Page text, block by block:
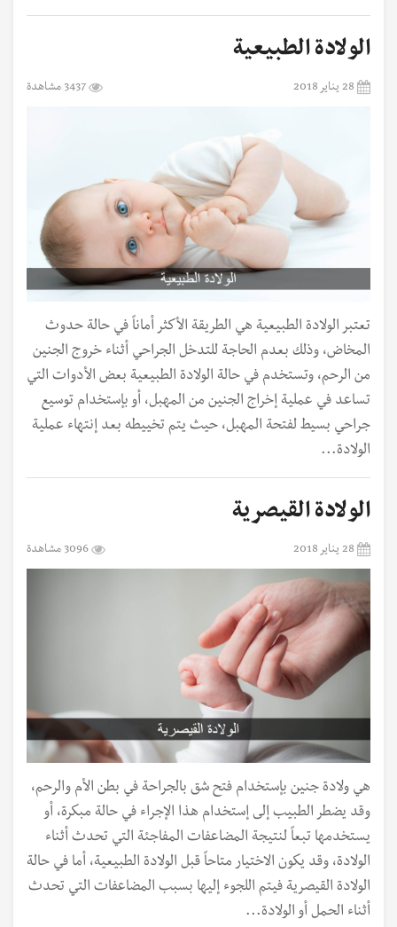
الولادة الطبيعية
28 يناير 2018 3437 مشاهدة
تعتبر الولادة الطبيعية هي الطريقة الأكثر أماناً في حالة حدوث
المخاض، وذلك بعدم الحاجة للتدخل الجراحي أثناء خروج الجنين
من الرحم، وتستخدم في حالة الولادة الطبيعية بعض الأدوات التي
تساعد في عملية إخراج الجنين من المهبل، أو بإستخدام توسيع
جراحي بسيط لفتحة المهبل، حيث يتم تخييطه بعد إنتهاء عملية
الولادة...
الولادة القيصرية
28 يناير 2018 3096 مشاهدة
هي ولادة جنين بإستخدام فتح شق بالجراحة في بطن الأم والرحم،
وقد يضطر الطبيب إلى إستخدام هذا الإجراء في حالة مبكرة، أو
يستخدمها تبعاً لنتيجة المضاعفات المفاجئة التي تحدث أثناء
الولادة، وقد يكون الاختيار متاحاً قبل الولادة الطبيعية، أما في حالة
الولادة القيصرية فيتم اللجوء إليها بسبب المضاعفات التي تحدث
أثناء الحمل أو الولادة...